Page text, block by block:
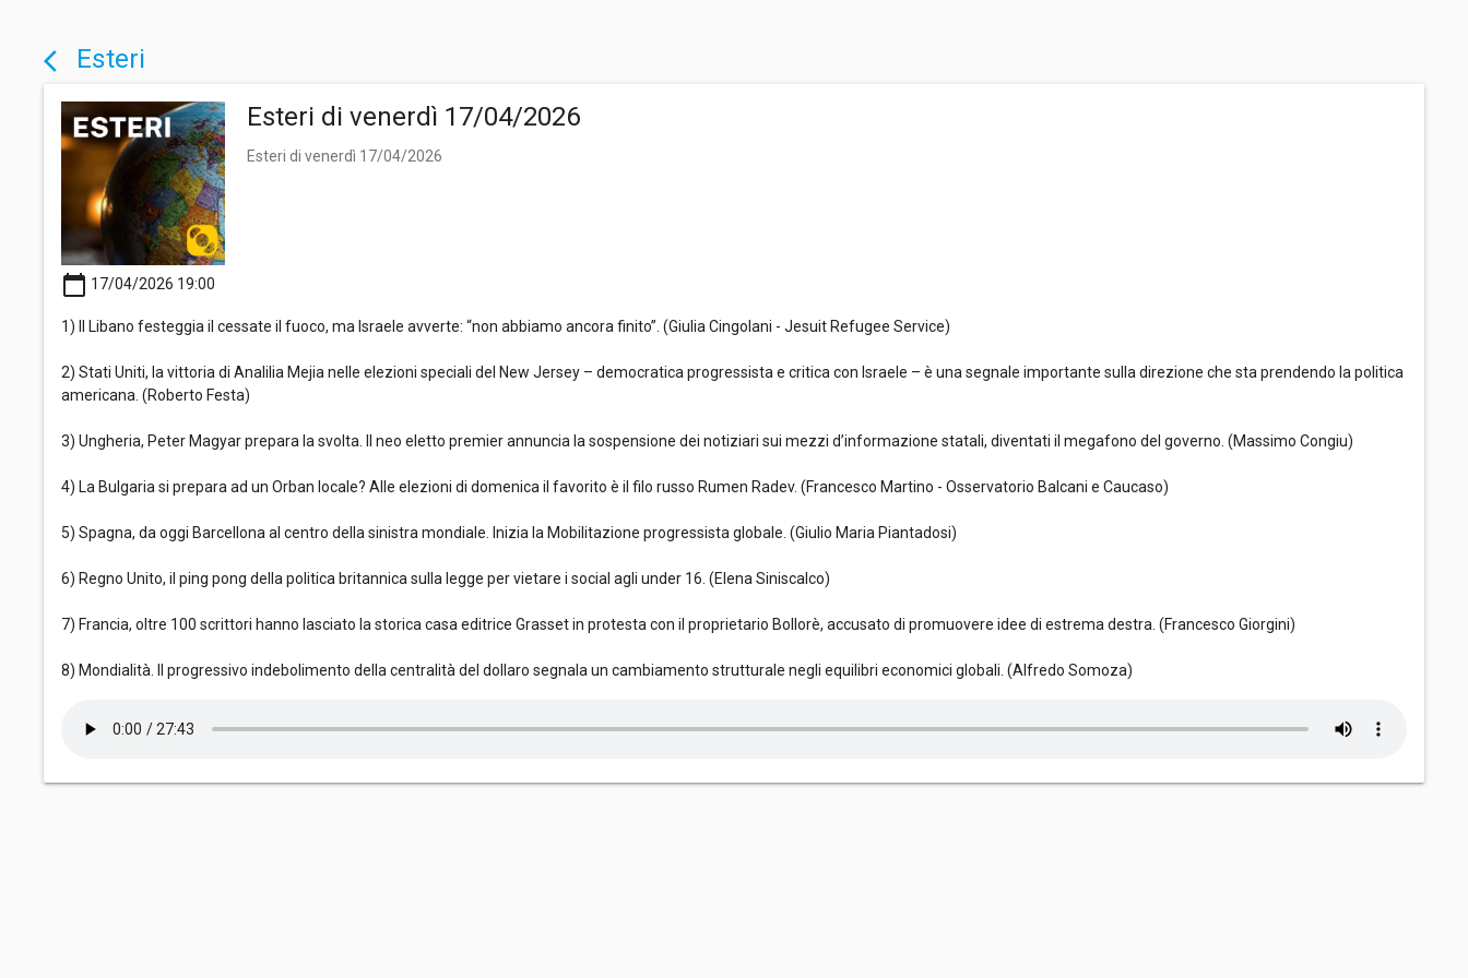
arrow_back_ios Esteri
Esteri di venerdì 17/04/2026
Esteri di venerdì 17/04/2026
calendar_today 17/04/2026 19:00
1) Il Libano festeggia il cessate il fuoco, ma Israele avverte: “non abbiamo ancora finito”. (Giulia Cingolani - Jesuit Refugee Service)
2) Stati Uniti, la vittoria di Analilia Mejia nelle elezioni speciali del New Jersey – democratica progressista e critica con Israele – è una segnale importante sulla direzione che sta prendendo la politica
americana. (Roberto Festa)
3) Ungheria, Peter Magyar prepara la svolta. Il neo eletto premier annuncia la sospensione dei notiziari sui mezzi d’informazione statali, diventati il megafono del governo. (Massimo Congiu)
4) La Bulgaria si prepara ad un Orban locale? Alle elezioni di domenica il favorito è il filo russo Rumen Radev. (Francesco Martino - Osservatorio Balcani e Caucaso)
5) Spagna, da oggi Barcellona al centro della sinistra mondiale. Inizia la Mobilitazione progressista globale. (Giulio Maria Piantadosi)
6) Regno Unito, il ping pong della politica britannica sulla legge per vietare i social agli under 16. (Elena Siniscalco)
7) Francia, oltre 100 scrittori hanno lasciato la storica casa editrice Grasset in protesta con il proprietario Bollorè, accusato di promuovere idee di estrema destra. (Francesco Giorgini)
8) Mondialità. Il progressivo indebolimento della centralità del dollaro segnala un cambiamento strutturale negli equilibri economici globali. (Alfredo Somoza)